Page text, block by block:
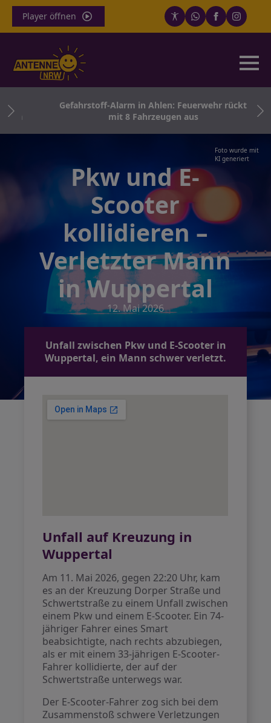
Player öffnen
Gefahrstoff-Alarm in Ahlen: Feuerwehr rückt
mit 8 Fahrzeugen aus
Foto wurde mit
KI generiert
Pkw und E-
Scooter
kollidieren –
Verletzter Mann
in Wuppertal
12. Mai 2026
Unfall zwischen Pkw und E-Scooter in
Wuppertal, ein Mann schwer verletzt.
Unfall auf Kreuzung in
Wuppertal
Am 11. Mai 2026, gegen 22:20 Uhr, kam
es an der Kreuzung Dorper Straße und
Schwertstraße zu einem Unfall zwischen
einem Pkw und einem E-Scooter. Ein 74-
jähriger Fahrer eines Smart
beabsichtigte, nach rechts abzubiegen,
als er mit einem 33-jährigen E-Scooter-
Fahrer kollidierte, der auf der
Schwertstraße unterwegs war.
Der E-Scooter-Fahrer zog sich bei dem
Zusammenstoß schwere Verletzungen